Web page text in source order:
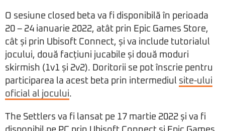
O sesiune closed beta va fi disponibilă în perioada
20 – 24 ianuarie 2022, atât prin Epic Games Store,
cât și prin Ubisoft Connect, și va include tutorialul
jocului, două facțiuni jucabile și două moduri
skirmish (1v1 și 2v2). Doritorii se pot înscrie pentru
participarea la acest beta prin intermediul site-ului
oficial al jocului.
The Settlers va fi lansat pe 17 martie 2022 și va fi